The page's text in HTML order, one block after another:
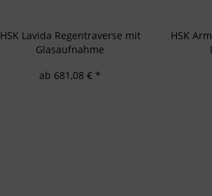
HSK Lavida Regentraverse mit
Glasaufnahme
ab 681,08 € *
HSK